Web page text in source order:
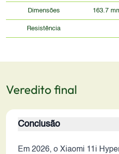
Dimensões 163.7
Resistência
Veredito final
Conclusão
Em 2026, o Xiaomi 11i